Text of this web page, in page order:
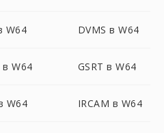
W64 DVMS в W64
в W64 GSRT в W64
W64 IRCAM в W64